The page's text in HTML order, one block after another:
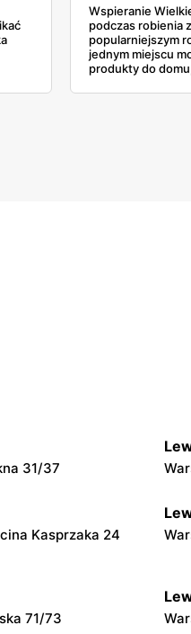
Wspieranie
podczas robienia
popularniejszym
jednym miejscu
produkty do
WOŚP? Dowiedz
31/37
Kasprzaka 24
71/73